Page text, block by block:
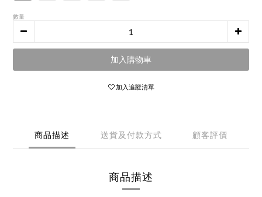
數量
加入購物車
加入追蹤清單
商品描述 送貨及付款方式 顧客評價
商品描述